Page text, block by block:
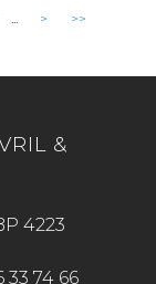
> >>
&
4223
33 74 66